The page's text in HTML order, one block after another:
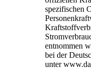
spezifischen
entnommen
bei der
unter